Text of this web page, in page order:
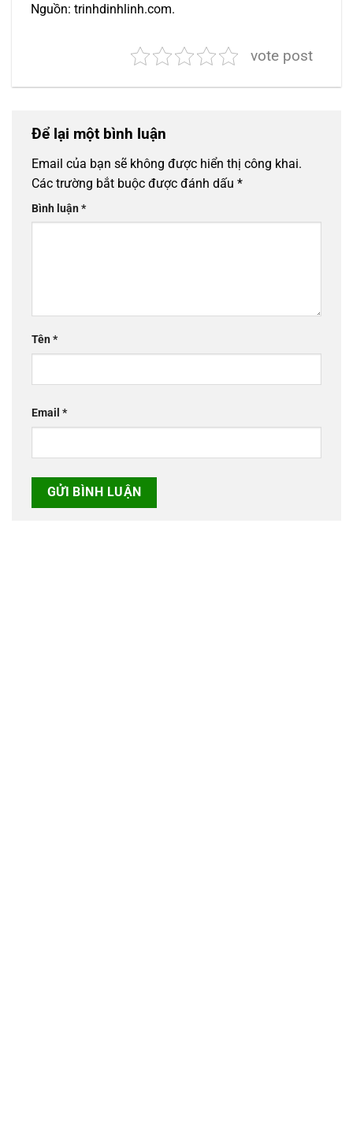
Nguồn: trinhdinhlinh.com.
vote post
Để lại một bình luận
Email của bạn sẽ không được hiển thị công khai.
Các trường bắt buộc được đánh dấu *
Bình luận*
Tên*
Email *